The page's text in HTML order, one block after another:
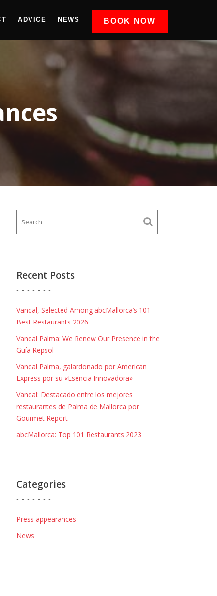
BOOK NOW
ADVICE NEWS
Recent Posts
Vandal, Selected Among abcMallorca’s 101
Best Restaurants 2026
Vandal Palma: We Renew Our Presence in the
Guía Repsol
Vandal Palma, galardonado por American
Express por su «Esencia Innovadora»
Vandal: Destacado entre los mejores
restaurantes de Palma de Mallorca por
Gourmet Report
abcMallorca: Top 101 Restaurants 2023
Categories
Press appearances
News